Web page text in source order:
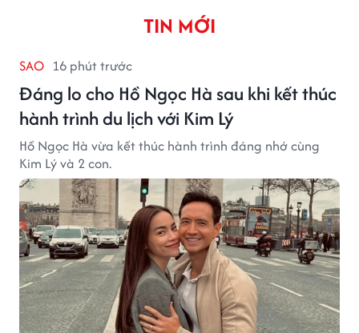
TIN MỚI
SAO 16 phút trước
Đáng lo cho Hồ Ngọc Hà sau khi kết thúc
hành trình du lịch với Kim Lý
Hồ Ngọc Hà vừa kết thúc hành trình đáng nhớ cùng
Kim Lý và 2 con.